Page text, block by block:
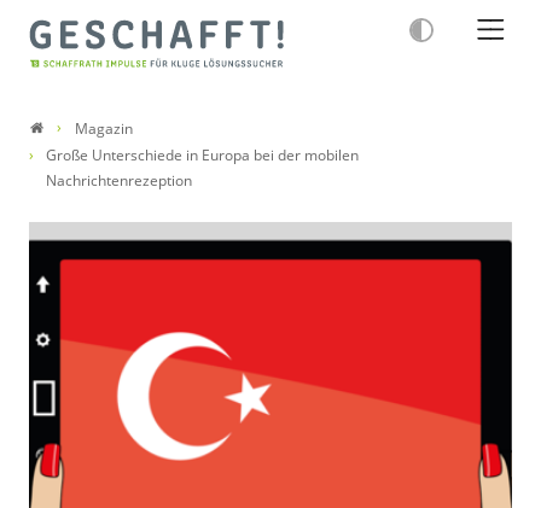
Magazin
Große Unterschiede in Europa bei der mobilen
Nachrichtenrezeption